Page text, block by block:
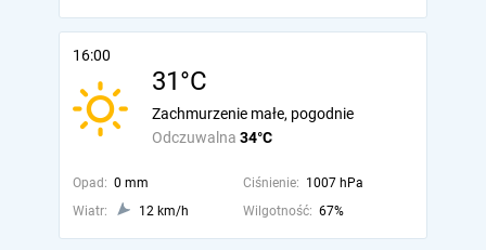
16:00
31°C
Odczuwalna 34°C
Zachmurzenie małe, pogodnie
Opad: 0 mm Ciśnienie: 1007 hPa
Wiatr:
12 km/h Wilgotność: 67%